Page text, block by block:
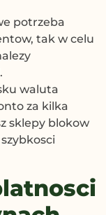
potrzeba
tak w celu
waluta
za kilka
sklepy blokow